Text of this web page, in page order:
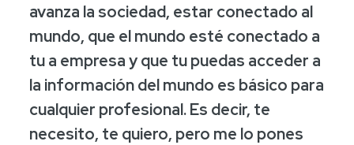
avanza la sociedad, estar conectado al
mundo, que el mundo esté conectado a
tu a empresa y que tu puedas acceder a
la información del mundo es básico para
cualquier profesional. Es decir, te
necesito, te quiero, pero me lo pones